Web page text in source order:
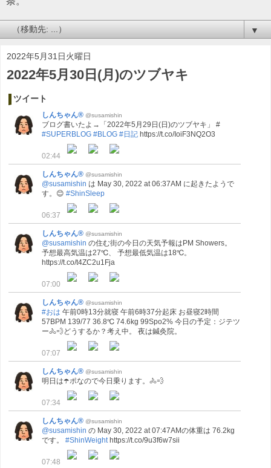
▼
2022年5月31日火曜日
2022年5月30日(月)のツブヤキ
ツイート
しんちゃん® @susamishin
ブログ書いたよ→「2022年5月29日(日)のツブヤキ」 #
#SUPERBLOG #BLOG #日記 https://t.co/IoiF3NQ2O3
02:44
しんちゃん® @susamishin
@susamishin は May 30, 2022 at 06:37AM に起きたようで
す。😊 #ShinSleep
06:37
しんちゃん® @susamishin
@susamishin の住む街の今日の天気予報はPM Showers。
予想最高気温は27℃、 予想最低気温は18℃。
https://t.co/t4ZC2u1Fja
07:00
しんちゃん® @susamishin
#おは 午前0時13分就寝 午前6時37分起床 お昼寝2時間
57BPM 139/77 36.8℃ 74.6kg 99Spo2% 今日の予定：ジテツ
ー🚴💨どうするか？考え中。 夜は鍼灸院。
07:07
しんちゃん® @susamishin
明日は☂️ポなので今日乗ります。🚴💨
07:34
しんちゃん® @susamishin
@susamishin の May 30, 2022 at 07:47AMの体重は 76.2kg
です。 #ShinWeighthttps://t.co/9u3f6w7sii
07:48